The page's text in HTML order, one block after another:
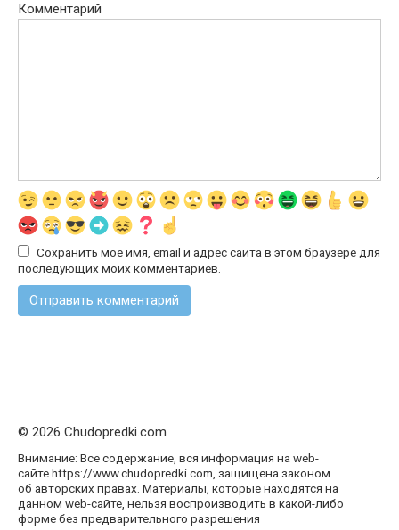
Комментарий
Сохранить моё имя, email и адрес сайта в этом браузере для
последующих моих комментариев.
© 2026 Chudopredki.com
Внимание: Все содержание, вся информация на web-
сайте https://www.chudopredki.com, защищена законом
об авторских правах. Материалы, которые находятся на
данном web-сайте, нельзя воспроизводить в какой-либо
форме без предварительного разрешения